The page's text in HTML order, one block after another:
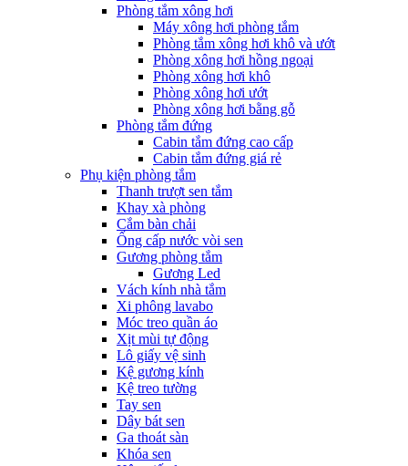
Phòng tắm xông hơi
Máy xông hơi phòng tắm
Phòng tắm xông hơi khô và ướt
Phòng xông hơi hồng ngoại
Phòng xông hơi khô
Phòng xông hơi ướt
Phòng xông hơi bằng gỗ
Phòng tắm đứng
Cabin tắm đứng cao cấp
Cabin tắm đứng giá rẻ
Phụ kiện phòng tắm
Thanh trượt sen tắm
Khay xà phòng
Cắm bàn chải
Ống cấp nước vòi sen
Gương phòng tắm
Gương Led
Vách kính nhà tắm
Xi phông lavabo
Móc treo quần áo
Xịt mùi tự động
Lô giấy vệ sinh
Kệ gương kính
Kệ treo tường
Tay sen
Dây bát sen
Ga thoát sàn
Khóa sen